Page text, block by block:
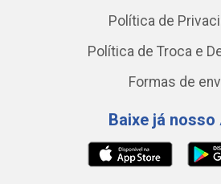
Política de
Política de Troca e
Formas de
Baixe já nosso